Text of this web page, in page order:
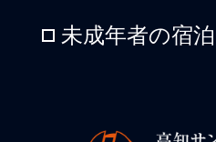
未成年者の宿